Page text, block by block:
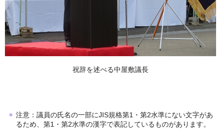
祝辞を述べる中屋敷議長
注意：議員の氏名の一部にJIS規格第1・第2水準にない文字があ
るため、第1・第2水準の漢字で表記しているものがあります。